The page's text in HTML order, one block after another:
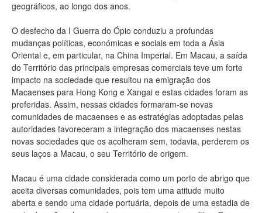
geográficos, ao longo dos anos.
O desfecho da I Guerra do Ópio conduziu a profundas
mudanças políticas, económicas e sociais em toda a Ásia
Oriental e, em particular, na China Imperial. Em Macau, a saída
do Território das principais empresas comerciais teve um forte
impacto na sociedade que resultou na emigração dos
Macaenses para Hong Kong e Xangai e estas cidades foram as
preferidas. Assim, nessas cidades formaram-se novas
comunidades de macaenses e as estratégias adoptadas pelas
autoridades favoreceram a integração dos macaenses nestas
novas sociedades que os acolheram sem, todavia, perderem os
seus laços a Macau, o seu Território de origem.
Macau é uma cidade considerada como um porto de abrigo que
aceita diversas comunidades, pois tem uma atitude muito
aberta e sendo uma cidade portuária, depois de uma estadia de